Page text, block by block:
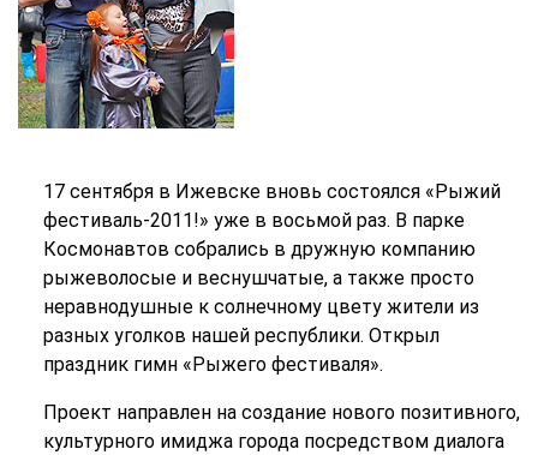
17 сентября в Ижевске вновь состоялся «Рыжий
фестиваль-2011!» уже в восьмой раз. В парке
Космонавтов собрались в дружную компанию
рыжеволосые и веснушчатые, а также просто
неравнодушные к солнечному цвету жители из
разных уголков нашей республики. Открыл
праздник гимн «Рыжего фестиваля».
Проект направлен на создание нового позитивного,
культурного имиджа города посредством диалога